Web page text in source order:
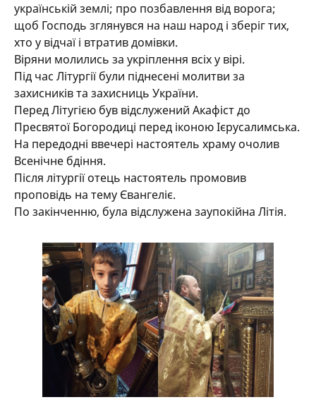
українській землі; про позбавлення від ворога;
щоб Господь зглянувся на наш народ і зберіг тих,
хто у відчаї і втратив домівки.
Віряни молились за укріплення всіх у вірі.
Під час Літургії були піднесені молитви за
захисників та захисниць України.
Перед Літугією був відслужений Акафіст до
Пресвятої Богородиці перед іконою Ієрусалимська.
На передодні ввечері настоятель храму очолив
Всенічне бдіння.
Після літургії отець настоятель промовив
проповідь на тему Євангеліє.
По закінченню, була відслужена заупокійна Літія.